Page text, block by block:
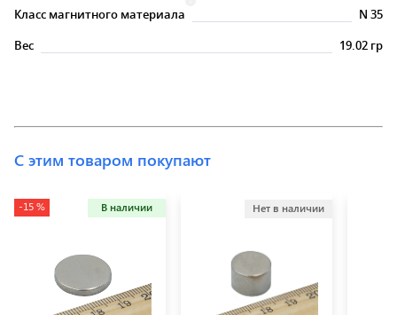
Класс магнитного материала
N 35
Вес
19.02 гр
С этим товаром покупают
-15 % В наличии Нет в наличии